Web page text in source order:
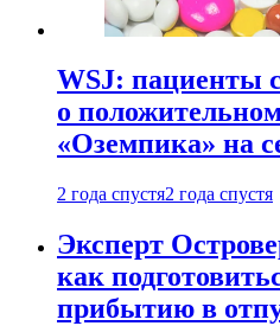
WSJ: пациенты
о
«Оземпика» на
2 года спустя2 года спустя
Эксперт
как
прибытию в